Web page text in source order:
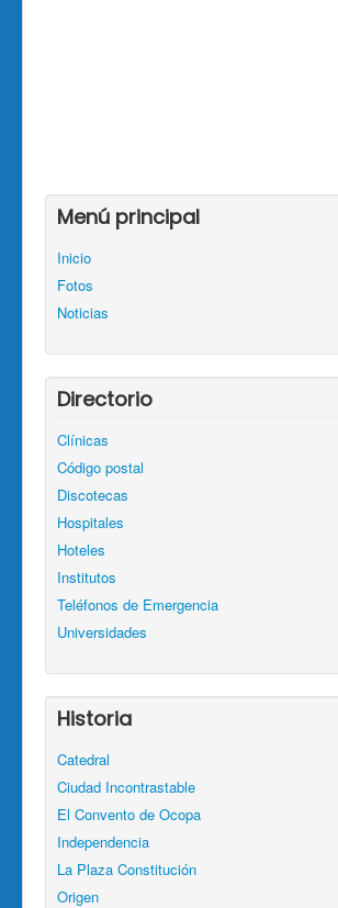
Menú principal
Inicio
Fotos
Noticias
Directorio
Clínicas
Código postal
Discotecas
Hospitales
Hoteles
Institutos
Teléfonos de Emergencia
Universidades
Historia
Catedral
Ciudad Incontrastable
El Convento de Ocopa
Independencia
La Plaza Constitución
Origen